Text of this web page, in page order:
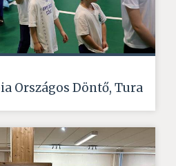
Országos Döntő, Tura